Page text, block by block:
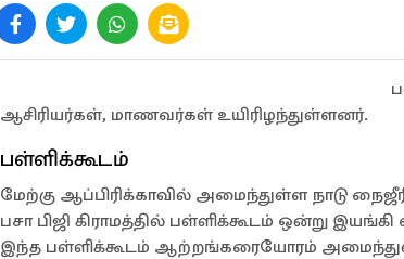
ஆசிரியர்கள், மாணவர்கள் உயிரிழந்துள்ளனர்.
பள்ளிக்கூடம்
மேற்கு ஆப்பிரிக்காவில் அமைந்துள்ள நாடு
பசா பிஜி கிராமத்தில் பள்ளிக்கூடம் ஒன்று
இந்த பள்ளிக்கூடம் ஆற்றங்கரையோரம்